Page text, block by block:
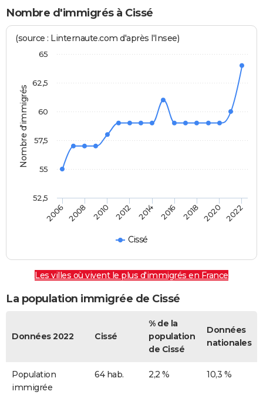
Nombre d'immigrés à Cissé
Nombre d'immigrés
(source : Linternaute.com d'après l'Insee)
Cissé
2006 2008 2010 2012 2014 2016 2018 2020 2022
52,5
55
57,5
60
62,5
65
Les villes où vivent le plus d'immigrés en France
La population immigrée de Cissé
Données 2022 Cissé
% de la
population
de Cissé
Données
nationales
Population
immigrée
64 hab. 2,2 % 10,3 %